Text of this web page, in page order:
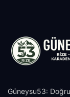
Güneysu53: